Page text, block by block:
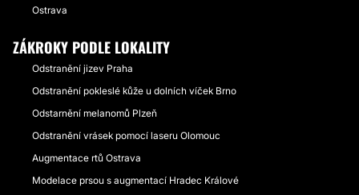
Ostrava
ZÁKROKY PODLE LOKALITY
Odstranění jizev Praha
Odstranění pokleslé kůže u dolních víček Brno
Odstarnění melanomů Plzeň
Odstranění vrásek pomocí laseru Olomouc
Augmentace rtů Ostrava
Modelace prsou s augmentací Hradec Králové